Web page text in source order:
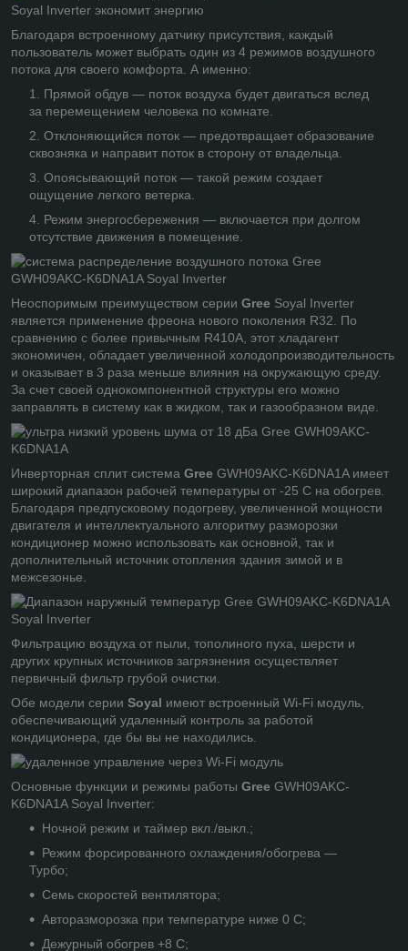
Благодаря встроенному датчику присутствия, каждый
пользователь может выбрать один из 4 режимов воздушного
потока для своего комфорта. А именно:
Прямой обдув — поток воздуха будет двигаться вслед
за перемещением человека по комнате.
Отклоняющийся поток — предотвращает образование
сквозняка и направит поток в сторону от владельца.
Опоясывающий поток — такой режим создает
ощущение легкого ветерка.
Режим энергосбережения — включается при долгом
отсутствие движения в помещение.
Неоспоримым преимуществом серии Gree Soyal Inverter
является применение фреона нового поколения R32. По
сравнению с более привычным R410A, этот хладагент
экономичен, обладает увеличенной холодопроизводительность
и оказывает в 3 раза меньше влияния на окружающую среду.
За счет своей однокомпонентной структуры его можно
заправлять в систему как в жидком, так и газообразном виде.
Инверторная сплит система Gree GWH09AKC-K6DNA1A имеет
широкий диапазон рабочей температуры от -25 С на обогрев.
Благодаря предпусковому подогреву, увеличенной мощности
двигателя и интеллектуального алгоритму разморозки
кондиционер можно использовать как основной, так и
дополнительный источник отопления здания зимой и в
межсезонье.
Фильтрацию воздуха от пыли, тополиного пуха, шерсти и
других крупных источников загрязнения осуществляет
первичный фильтр грубой очистки.
Обе модели серии Soyal имеют встроенный Wi-Fi модуль,
обеспечивающий удаленный контроль за работой
кондиционера, где бы вы не находились.
Основные функции и режимы работы Gree GWH09AKC-
K6DNA1A Soyal Inverter:
Ночной режим и таймер вкл./выкл.;
Режим форсированного охлаждения/обогрева —
Турбо;
Семь скоростей вентилятора;
Авторазморозка при температуре ниже 0 С;
Дежурный обогрев +8 С;